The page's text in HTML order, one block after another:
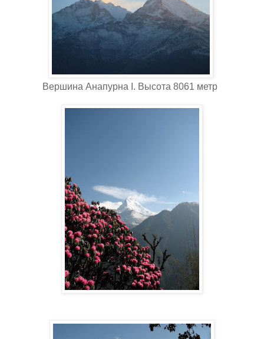
Вершина Анапурна I. Высота 8061 метр